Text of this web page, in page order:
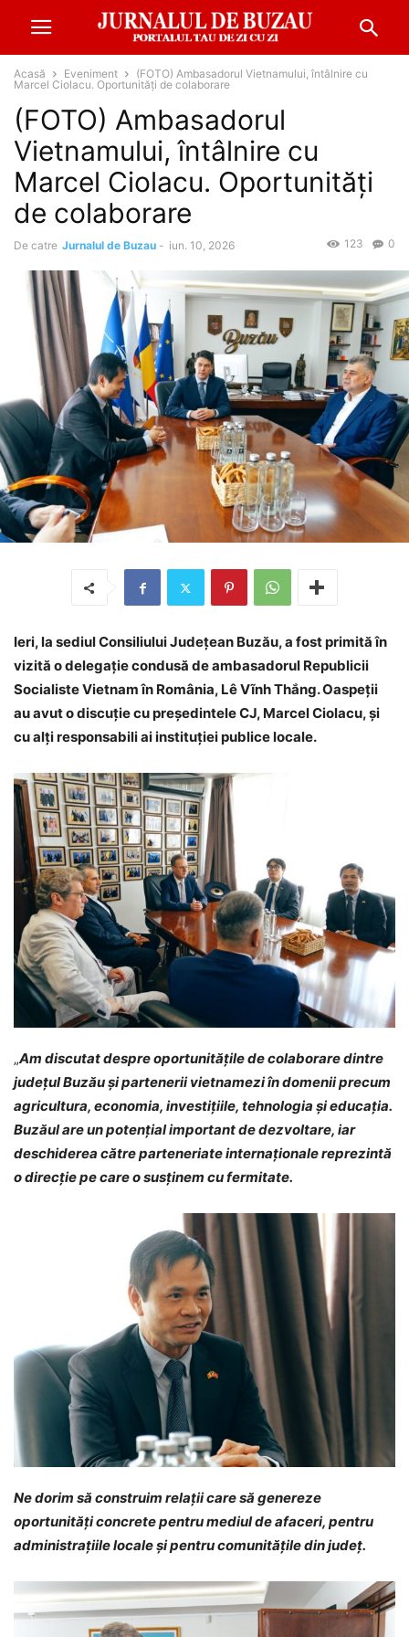
Acasă Eveniment
(FOTO) Ambasadorul Vietnamului, întâlnire cu
Marcel Ciolacu. Oportunități de colaborare
(FOTO) Ambasadorul
Vietnamului, întâlnire cu
Marcel Ciolacu. Oportunități
de colaborare
De catre Jurnalul de Buzau - iun. 10, 2026 0
123
Ieri, la sediul Consiliului Județean Buzău, a fost primită în
vizită o delegație condusă de ambasadorul Republicii
Socialiste Vietnam în România, Lê Vĩnh Thắng. Oaspeții
au avut o discuție cu președintele CJ, Marcel Ciolacu, și
cu alți responsabili ai instituției publice locale.
„Am discutat despre oportunitățile de colaborare dintre
județul Buzău și partenerii vietnamezi în domenii precum
agricultura, economia, investițiile, tehnologia și educația.
Buzăul are un potențial important de dezvoltare, iar
deschiderea către parteneriate internaționale reprezintă
o direcție pe care o susținem cu fermitate.
Ne dorim să construim relații care să genereze
oportunități concrete pentru mediul de afaceri, pentru
administrațiile locale și pentru comunitățile din județ.